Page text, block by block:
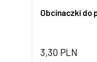
Obcinaczki do
3,30 PLN